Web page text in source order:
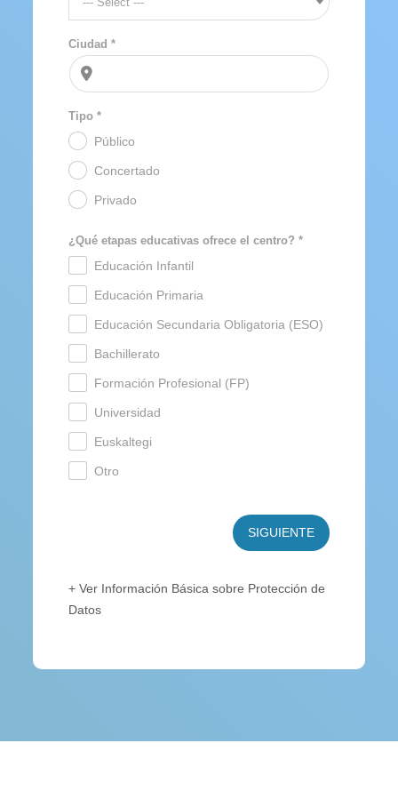
Ciudad *
Tipo *
Público
Concertado
Privado
¿Qué etapas educativas ofrece el centro? *
Educación Infantil
Educación Primaria
Educación Secundaria Obligatoria (ESO)
Bachillerato
Formación Profesional (FP)
Universidad
Euskaltegi
Otro
SIGUIENTE
+ Ver Información Básica sobre Protección de
Datos